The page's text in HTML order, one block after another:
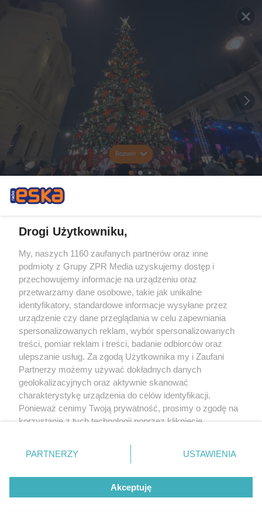
Rozwiń
Drogi Użytkowniku,
My, naszych 1160 zaufanych partnerów oraz inne
podmioty z Grupy ZPR Media uzyskujemy dostęp i
przechowujemy informacje na urządzeniu oraz
przetwarzamy dane osobowe, takie jak unikalne
identyfikatory, standardowe informacje wysyłane przez
urządzenie czy dane przeglądania w celu zapewniania
spersonalizowanych reklam, wybór spersonalizowanych
treści, pomiar reklam i treści, badanie odbiorców oraz
ulepszanie usług. Za zgodą Użytkownika my i Zaufani
Partnerzy możemy używać dokładnych danych
geolokalizacyjnych oraz aktywnie skanować
charakterystykę urządzenia do celów identyfikacji.
Ponieważ cenimy Twoją prywatność, prosimy o zgodę na
korzystanie z tych technologii poprzez kliknięcie
zmienić/wycofać klikając przycisk ustawień prywatności
znajdujący się w lewym dolnym rogu strony
rodzaje przetwarzania danych nie wymagają zgody
użytkownika, ale masz prawo sprzeciwić się takiemu
przetwarzaniu. Preferencje będą miały zastosowanie tylko
PARTNERZY USTAWIENIA
Akceptuję